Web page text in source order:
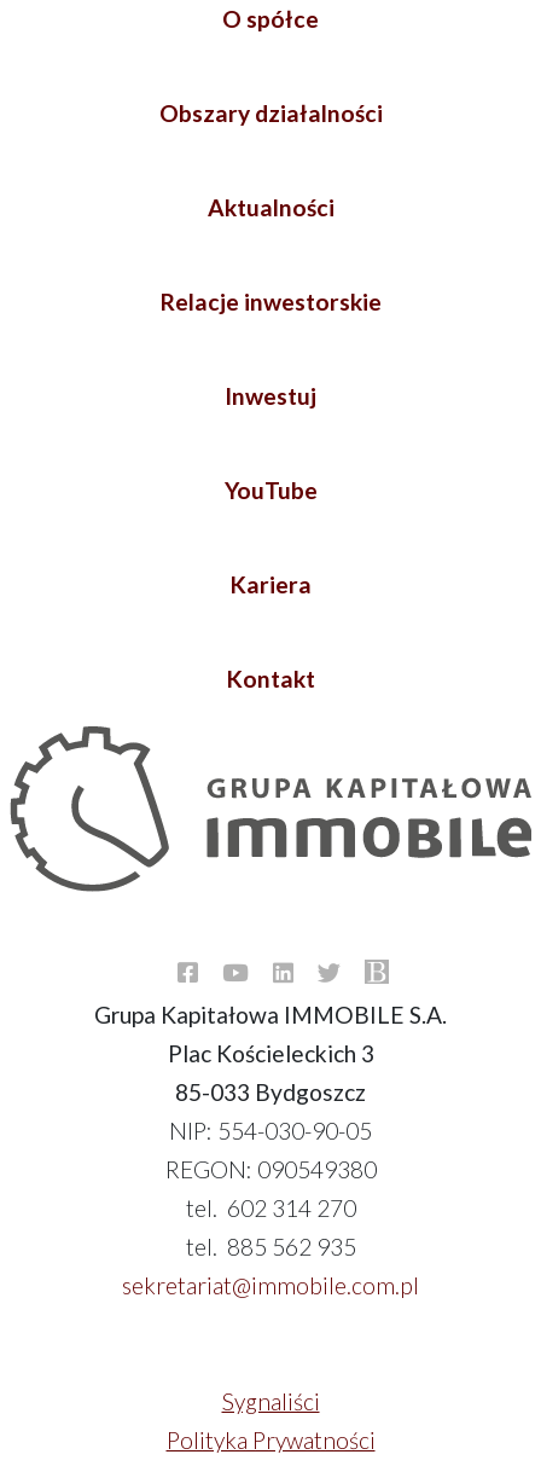
O spółce
Obszary działalności
Aktualności
Relacje inwestorskie
Inwestuj
YouTube
Kariera
Kontakt
Grupa Kapitałowa IMMOBILE S.A.
Plac Kościeleckich 3
85-033 Bydgoszcz
NIP: 554-030-90-05
REGON: 090549380
tel. 602 314 270
tel. 885 562 935
sekretariat@immobile.com.pl
Sygnaliści
Polityka Prywatności